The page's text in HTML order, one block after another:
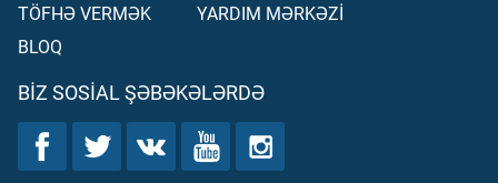
TÖFHƏ VERMƏK
BLOQ
YARDIM MƏRKƏZİ
BIZ SOSIAL ŞƏBƏKƏLƏRDƏ